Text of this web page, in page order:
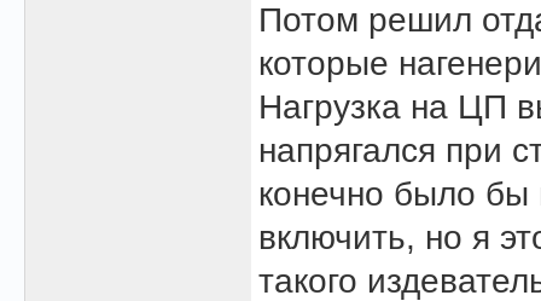
Потом решил
которые
Нагрузка на ЦП
напрягался при
конечно было бы
включить, но я
такого